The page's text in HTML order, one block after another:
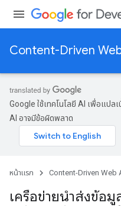
Content-Driven
Google ใช้เทคโนโลยี AI เพื่อแป
AI อาจมีข้อผิดพลาด
หน้าแรก Content-Driven Web
เครือข่ายนำส่งข้อ